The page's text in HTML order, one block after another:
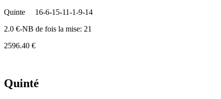
Quinte
16-6-15-11-1-9-14
2.0 €-NB de fois la mise: 21
2596.40 €
Quinté